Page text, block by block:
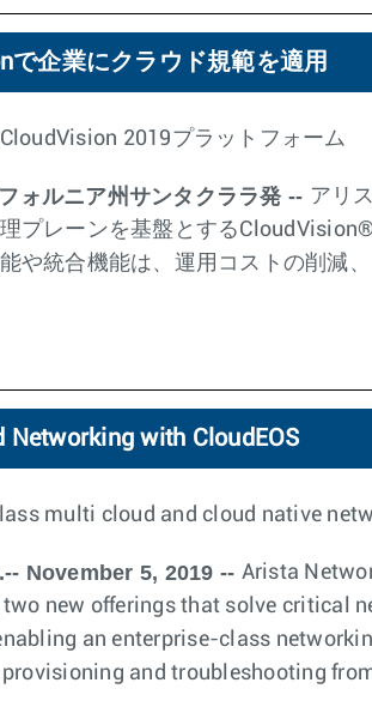
で企業にクラウド規範を適用
2019プラットフォーム
ォルニア州サンタクララ発 -- アリ
プレーンを基盤とする
や統合機能は、運用コストの削減
Networking with CloudEOS
multi cloud and cloud native
November 5, 2019 -- Arista
two new offerings that solve critical
an enterprise-class
and troubleshooting